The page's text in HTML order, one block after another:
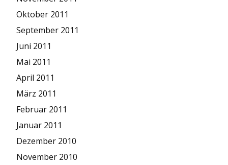
Oktober 2011
September 2011
Juni 2011
Mai 2011
April 2011
März 2011
Februar 2011
Januar 2011
Dezember 2010
November 2010